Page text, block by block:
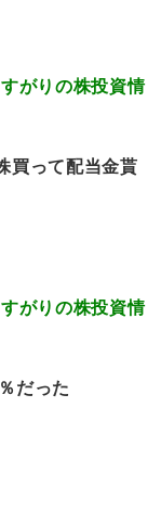
がりの株投資情
買って配当金貰
がりの株投資情
だった